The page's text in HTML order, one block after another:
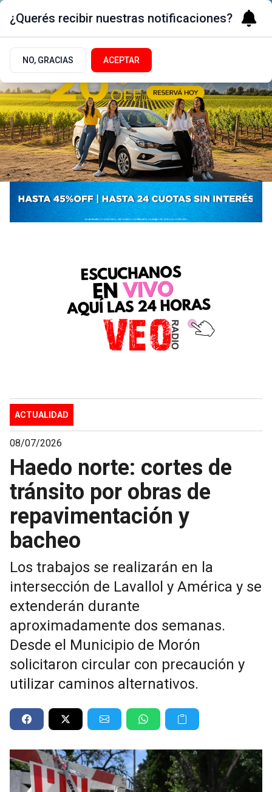
ACTUALIDAD
08/07/2026
Haedo norte: cortes de
tránsito por obras de
repavimentación y
bacheo
Los trabajos se realizarán en la
intersección de Lavallol y América y se
extenderán durante
aproximadamente dos semanas.
Desde el Municipio de Morón
solicitaron circular con precaución y
utilizar caminos alternativos.
¿Querés recibir nuestras notificaciones?
NO, GRACIAS ACEPTAR